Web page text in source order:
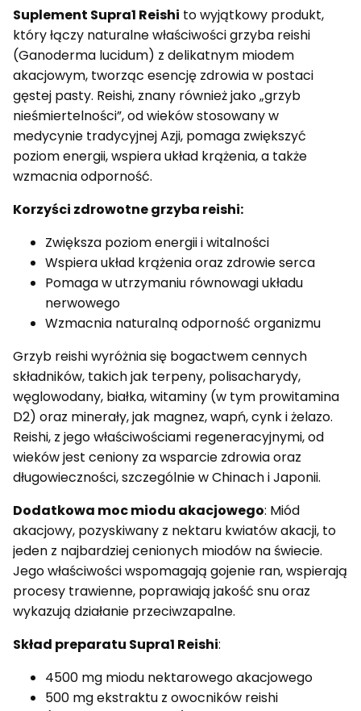
Suplement Supra1 Reishi to wyjątkowy produkt,
który łączy naturalne właściwości grzyba reishi
(Ganoderma lucidum) z delikatnym miodem
akacjowym, tworząc esencję zdrowia w postaci
gęstej pasty. Reishi, znany również jako „grzyb
nieśmiertelności”, od wieków stosowany w
medycynie tradycyjnej Azji, pomaga zwiększyć
poziom energii, wspiera układ krążenia, a także
wzmacnia odporność.
Korzyści zdrowotne grzyba reishi:
Zwiększa poziom energii i witalności
Wspiera układ krążenia oraz zdrowie serca
Pomaga w utrzymaniu równowagi układu
nerwowego
Wzmacnia naturalną odporność organizmu
Grzyb reishi wyróżnia się bogactwem cennych
składników, takich jak terpeny, polisacharydy,
węglowodany, białka, witaminy (w tym prowitamina
D2) oraz minerały, jak magnez, wapń, cynk i żelazo.
Reishi, z jego właściwościami regeneracyjnymi, od
wieków jest ceniony za wsparcie zdrowia oraz
długowieczności, szczególnie w Chinach i Japonii.
Dodatkowa moc miodu akacjowego: Miód
akacjowy, pozyskiwany z nektaru kwiatów akacji, to
jeden z najbardziej cenionych miodów na świecie.
Jego właściwości wspomagają gojenie ran, wspierają
procesy trawienne, poprawiają jakość snu oraz
wykazują działanie przeciwzapalne.
Skład preparatu Supra1 Reishi:
4500 mg miodu nektarowego akacjowego
500 mg ekstraktu z owocników reishi